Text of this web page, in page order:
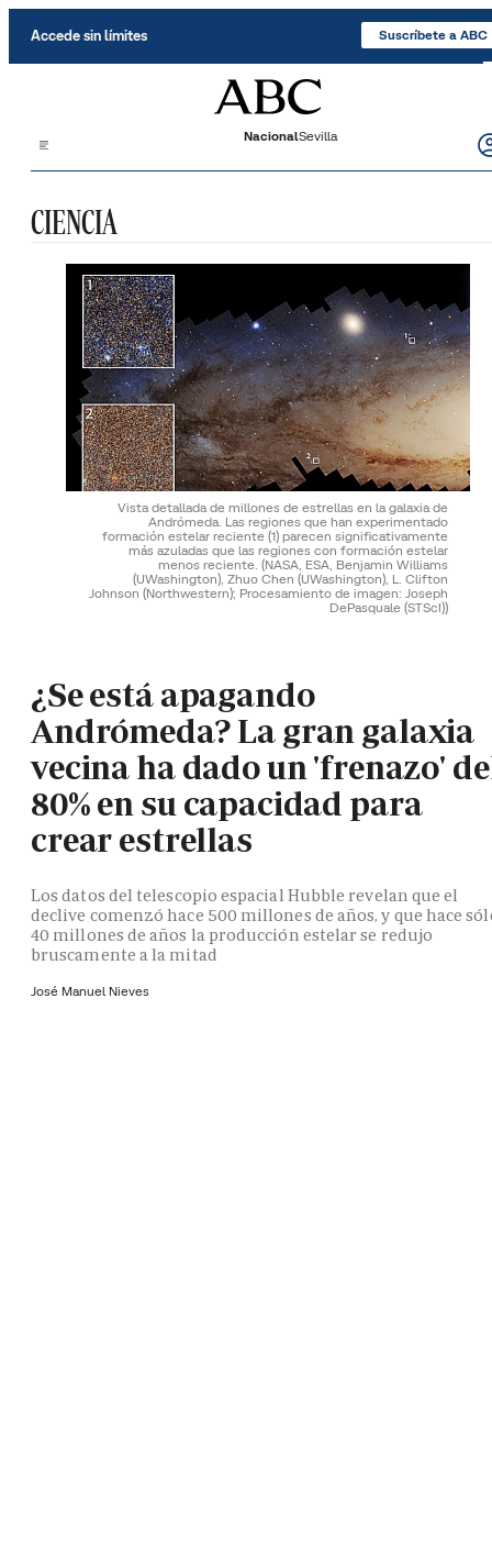
Accede sin límites Suscríbete a ABC
NacionalSevilla
CIENCIA
Vista detallada de millones de estrellas en la galaxia de
Andrómeda. Las regiones que han experimentado
formación estelar reciente (1) parecen significativamente
más azuladas que las regiones con formación estelar
menos reciente. (NASA, ESA, Benjamin Williams
(UWashington), Zhuo Chen (UWashington), L. Clifton
Johnson (Northwestern); Procesamiento de imagen: Joseph
DePasquale (STScI))
¿Se está apagando
Andrómeda? La gran galaxia
vecina ha dado un 'frenazo'
80% en su capacidad para
crear estrellas
Los datos del telescopio espacial Hubble revelan que el
declive comenzó hace 500 millones de años, y que hace
40 millones de años la producción estelar se redujo
bruscamente a la mitad
José Manuel Nieves